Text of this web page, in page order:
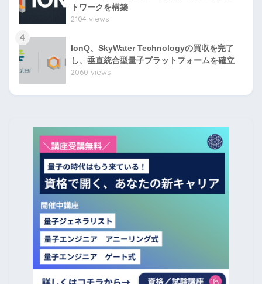
トワークを構築
2104 views
4
IonQ、SkyWater Technologyの買収を完了
し、垂直統合型量子プラットフォームを確立
2060 views